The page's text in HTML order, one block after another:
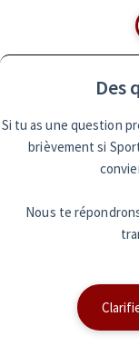
Des
Si tu as une question
brièvement si
Nous te